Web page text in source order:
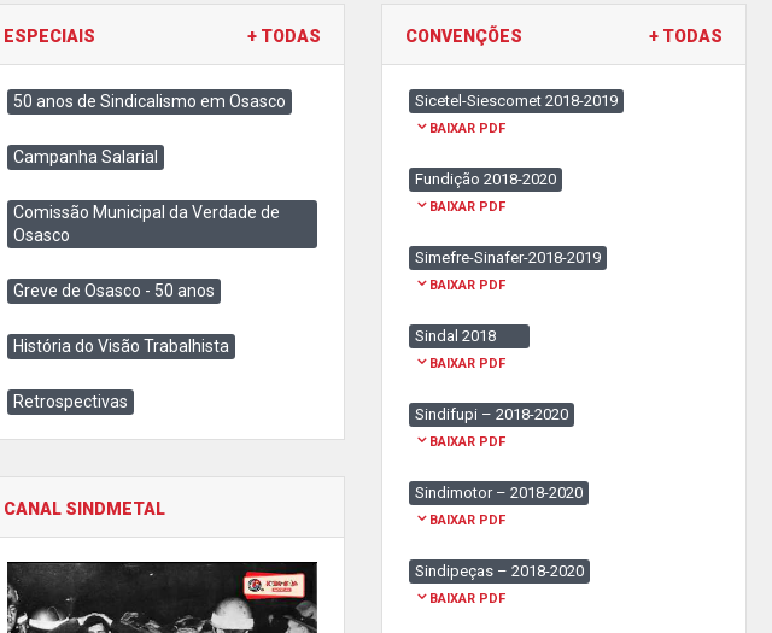
ESPECIAIS + TODAS
50 anos de Sindicalismo em Osasco
Campanha Salarial
Comissão Municipal da Verdade de
Osasco
Greve de Osasco - 50 anos
História do Visão Trabalhista
Retrospectivas
CANAL SINDMETAL
CONVENÇÕES + TODAS
Sicetel-Siescomet 2018-2019
BAIXAR PDF
Fundição 2018-2020
BAIXAR PDF
Simefre-Sinafer-2018-2019
BAIXAR PDF
Sindal 2018
BAIXAR PDF
Sindifupi – 2018-2020
BAIXAR PDF
Sindimotor – 2018-2020
BAIXAR PDF
Sindipeças – 2018-2020
BAIXAR PDF